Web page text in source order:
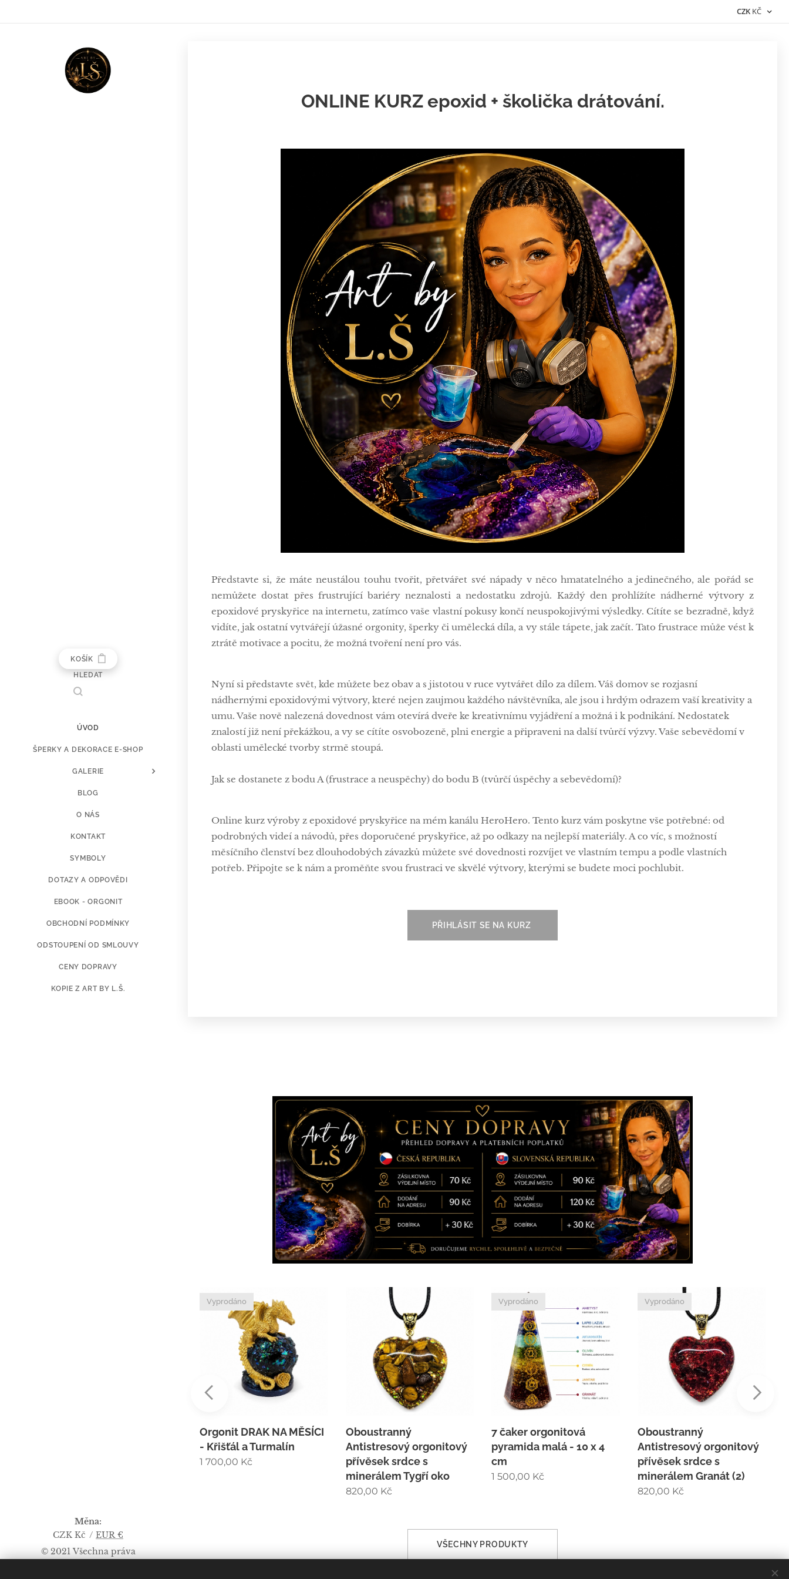
CZK KČ
KOŠÍK
HLEDAT
ÚVOD
ŠPERKY A DEKORACE E-SHOP
GALERIE
BLOG
O NÁS
KONTAKT
SYMBOLY
DOTAZY A ODPOVĚDI
EBOOK - ORGONIT
OBCHODNÍ PODMÍNKY
ODSTOUPENÍ OD SMLOUVY
CENY DOPRAVY
KOPIE Z ART BY L.Š.
ONLINE KURZ epoxid + školička drátování.
Představte si, že máte neustálou touhu tvořit, přetvářet své nápady v něco hmatatelného a jedinečného, ale pořád se
nemůžete dostat přes frustrující bariéry neznalosti a nedostatku zdrojů. Každý den prohlížíte nádherné výtvory z
epoxidové pryskyřice na internetu, zatímco vaše vlastní pokusy končí neuspokojivými výsledky. Cítíte se bezradně, když
vidíte, jak ostatní vytvářejí úžasné orgonity, šperky či umělecká díla, a vy stále tápete, jak začít. Tato frustrace může vést k
ztrátě motivace a pocitu, že možná tvoření není pro vás.
Nyní si představte svět, kde můžete bez obav a s jistotou v ruce vytvářet dílo za dílem. Váš domov se rozjasní
nádhernými epoxidovými výtvory, které nejen zaujmou každého návštěvníka, ale jsou i hrdým odrazem vaší kreativity a
umu. Vaše nově nalezená dovednost vám otevírá dveře ke kreativnímu vyjádření a možná i k podnikání. Nedostatek
znalostí již není překážkou, a vy se cítíte osvobozeně, plni energie a připraveni na další tvůrčí výzvy. Vaše sebevědomí v
oblasti umělecké tvorby strmě stoupá.
Jak se dostanete z bodu A (frustrace a neuspěchy) do bodu B (tvůrčí úspěchy a sebevědomí)?
Online kurz výroby z epoxidové pryskyřice na mém kanálu HeroHero. Tento kurz vám poskytne vše potřebné: od
podrobných videí a návodů, přes doporučené pryskyřice, až po odkazy na nejlepší materiály. A co víc, s možností
měsíčního členství bez dlouhodobých závazků můžete své dovednosti rozvíjet ve vlastním tempu a podle vlastních
potřeb. Připojte se k nám a proměňte svou frustraci ve skvělé výtvory, kterými se budete moci pochlubit.
PŘIHLÁSIT SE NA KURZ
Orgonit DRAK NA MĚSÍCI
- Křišťál a Turmalín
Vyprodáno
1 700,00 Kč
Oboustranný
Antistresový orgonitový
přívěsek srdce s
minerálem Tygří oko
820,00 Kč
7 čaker orgonitová
pyramida malá - 10 x 4
cm
Vyprodáno
1 500,00 Kč
Oboustranný
Antistresový orgonitový
přívěsek srdce s
minerálem Granát (2)
Vyprodáno
820,00 Kč
VŠECHNY PRODUKTY
© 2021 Všechna práva
Měna
CZK Kč
EUR €